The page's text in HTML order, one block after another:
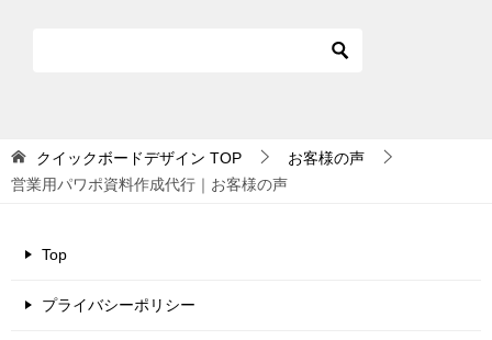
クイックボードデザイン TOP
お客様の声
営業用パワポ資料作成代行｜お客様の声
Top
プライバシーポリシー